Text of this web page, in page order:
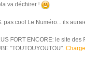
va déchirer !
pas cool Le Numéro... ils
FORT ENCORE: le site
"TOUTOUYOUTOU".